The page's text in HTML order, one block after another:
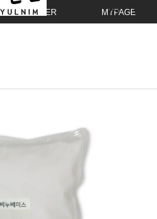
ORDER MYPAGE